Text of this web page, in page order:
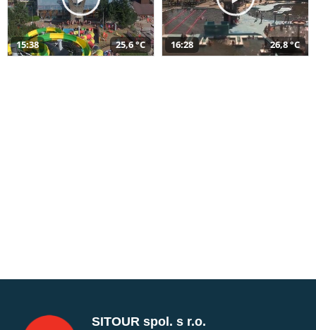
15:38 25,6 °C 16:28 26,8 °C
SITOUR spol. s r.o.